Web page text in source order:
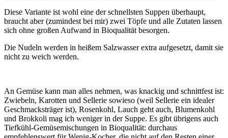
Diese Variante ist wohl eine der schnellsten Suppen überhaupt,
braucht aber (zumindest bei mir) zwei Töpfe und alle Zutaten lassen
sich ohne großen Aufwand in Bioqualität besorgen.
Die Nudeln werden in heißem Salzwasser extra aufgesetzt, damit sie
nicht zu weich werden.
An Gemüse kann man alles nehmen, was knackig und schnittfest ist:
Zwiebeln, Karotten und Sellerie sowieso (weil Sellerie ein idealer
Geschmacksträger ist), Rosenkohl, Lauch geht auch, Blumenkohl
und Brokkoli mag ich weniger in der Suppe. Es gibt übrigens auch
Tiefkühl-Gemüsemischungen in Bioqualität: durchaus